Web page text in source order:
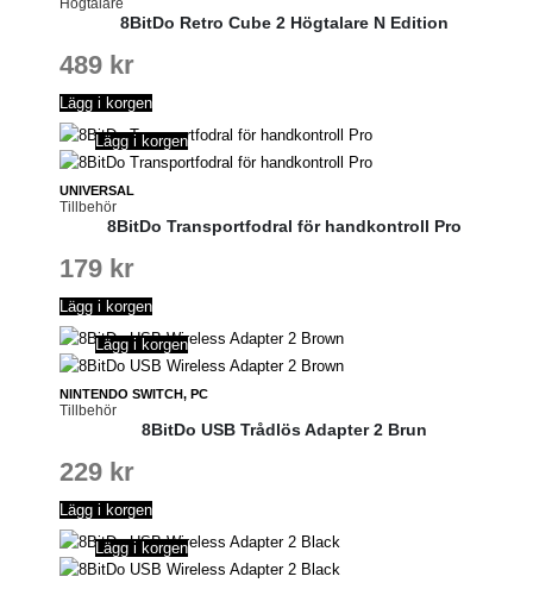
8BitDo Retro Cube 2 Högtalare N Edition
489 kr
Lägg i korgen
UNIVERSAL
Tillbehör
Lägg i korgen
8BitDo Transportfodral för handkontroll Pro
179 kr
Lägg i korgen
NINTENDO SWITCH, PC
Tillbehör
Lägg i korgen
8BitDo USB Trådlös Adapter 2 Brun
229 kr
Lägg i korgen
Lägg i korgen